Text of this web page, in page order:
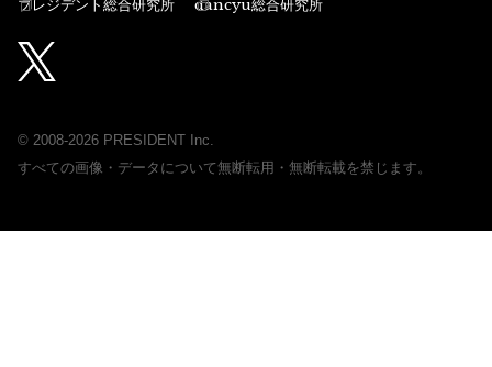
プレジデント総合研究所 dancyu総合研究所
© 2008-2026 PRESIDENT Inc.
すべての画像・データについて無断転用・無断転載を禁じます。